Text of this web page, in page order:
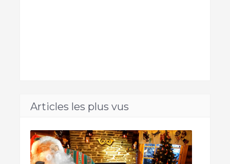
Articles les plus vus